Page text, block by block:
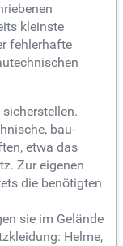
kleinste
fehlerhafte
bau-
etwa das
Zur eigenen
die benötigten
sie im Gelände
Helme,